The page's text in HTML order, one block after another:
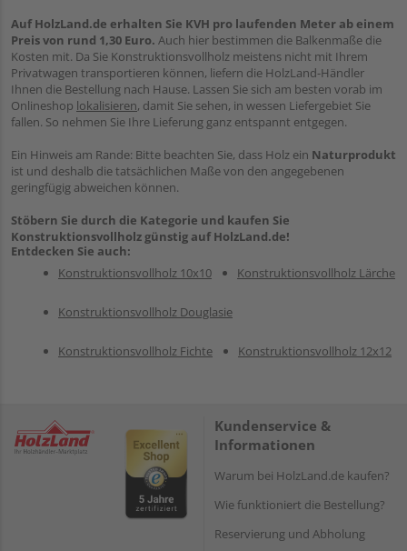
Auf HolzLand.de erhalten Sie KVH pro laufenden Meter ab einem
Preis von rund 1,30 Euro. Auch hier bestimmen die Balkenmaße die
Kosten mit. Da Sie Konstruktionsvollholz meistens nicht mit Ihrem
Privatwagen transportieren können, liefern die HolzLand-Händler
Ihnen die Bestellung nach Hause. Lassen Sie sich am besten vorab im
Onlineshop lokalisieren, damit Sie sehen, in wessen Liefergebiet Sie
fallen. So nehmen Sie Ihre Lieferung ganz entspannt entgegen.
Ein Hinweis am Rande: Bitte beachten Sie, dass Holz ein Naturprodukt
ist und deshalb die tatsächlichen Maße von den angegebenen
geringfügig abweichen können.
Stöbern Sie durch die Kategorie und kaufen Sie
Konstruktionsvollholz günstig auf HolzLand.de!
Entdecken Sie auch:
Konstruktionsvollholz 10x10
Konstruktionsvollholz Lärche
Konstruktionsvollholz Douglasie
Konstruktionsvollholz Fichte Konstruktionsvollholz 12x12
Kundenservice &
Informationen
Warum bei HolzLand.de kaufen?
Wie funktioniert die Bestellung?
Reservierung und Abholung